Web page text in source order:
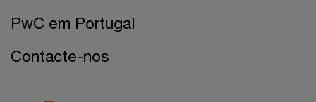
PwC em Portugal
Contacte-nos